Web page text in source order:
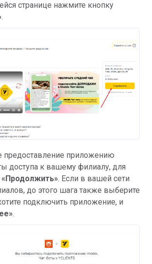
странице нажмите кнопку
.
предоставление приложению
доступа к вашему филиалу, для
«Продолжить». Если в вашей сети
до этого шага также выберите
подключить приложение, и
.